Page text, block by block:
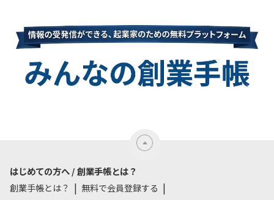
はじめての方へ / 創業手帳とは？
創業手帳とは？
無料で会員登録する